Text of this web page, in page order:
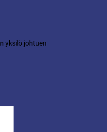
yksilö johtuen